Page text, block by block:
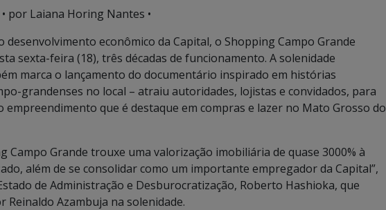
• por Laiana Horing Nantes •
desenvolvimento econômico da Capital, o Shopping Campo Grande
sexta-feira (18), três décadas de funcionamento. A solenidade
marca o lançamento do documentário inspirado em histórias
grandenses no local – atraiu autoridades, lojistas e convidados, para
empreendimento que é destaque em compras e lazer no Mato Grosso do
Campo Grande trouxe uma valorização imobiliária de quase 3000% à
além de se consolidar como um importante empregador da Capital”,
de Administração e Desburocratização, Roberto Hashioka, que
Azambuja na solenidade.